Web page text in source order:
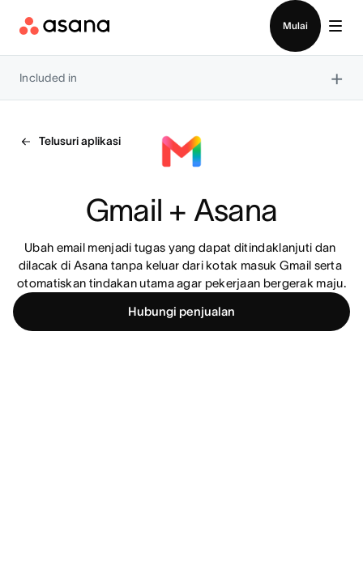
Mulai
Included in ×
Telusuri aplikasi
Gmail + Asana
Ubah email menjadi tugas yang dapat ditindaklanjuti dan
dilacak di Asana tanpa keluar dari kotak masuk Gmail serta
otomatiskan tindakan utama agar pekerjaan bergerak maju.
Hubungi penjualan